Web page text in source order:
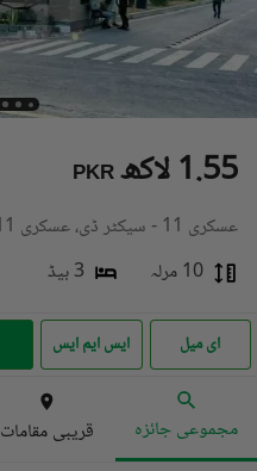
PKR 1.55 لاکھ
عسکری 11 - سیکٹر ڈی، عسکری 11، عسکری، لاہور، پنجاب
10 مرلہ
3 بیڈ
ای میل ایس ایم ایس
مجموعی جائزہ قریبی مقامات